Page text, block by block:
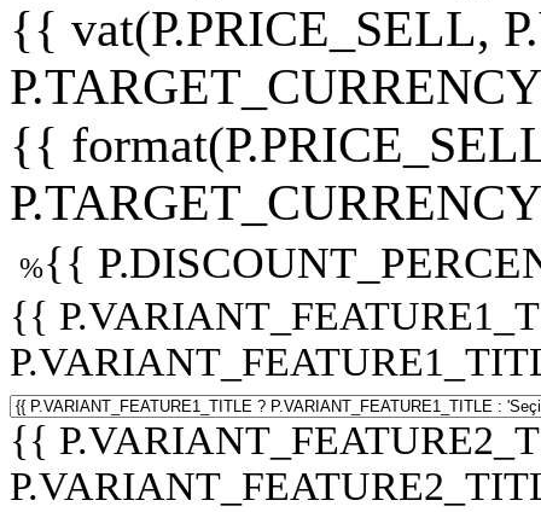
{{ vat(P.PRICE_SELL,
{{
%{{
{{
{{